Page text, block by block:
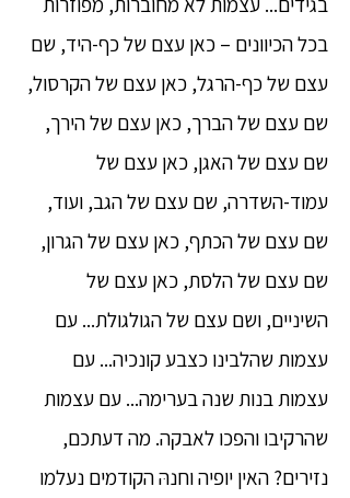
בכל הכיוונים – כאן עצם של כף-היד, שם
עצם של כף-הרגל, כאן עצם של הקרסול,
שם עצם של הברך, כאן עצם של הירך,
שם עצם של האגן, כאן עצם של
עמוד-השדרה, שם עצם של הגב, ועוד,
שם עצם של הכתף, כאן עצם של הגרון,
שם עצם של הלסת, כאן עצם של
השיניים, ושם עצם של הגולגולת... עם
עצמות שהלבינו כצבע קונכיה... עם
עצמות בנות שנה בערימה... עם עצמות
שהרקיבו והפכו לאבקה. מה דעתכם,
נזירים? האין יופיה וחנהּ הקודמים נעלמו